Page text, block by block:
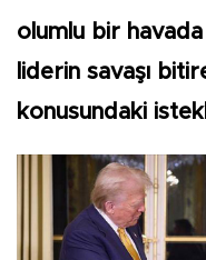
olumlu bir
liderin savaşı
konusundaki